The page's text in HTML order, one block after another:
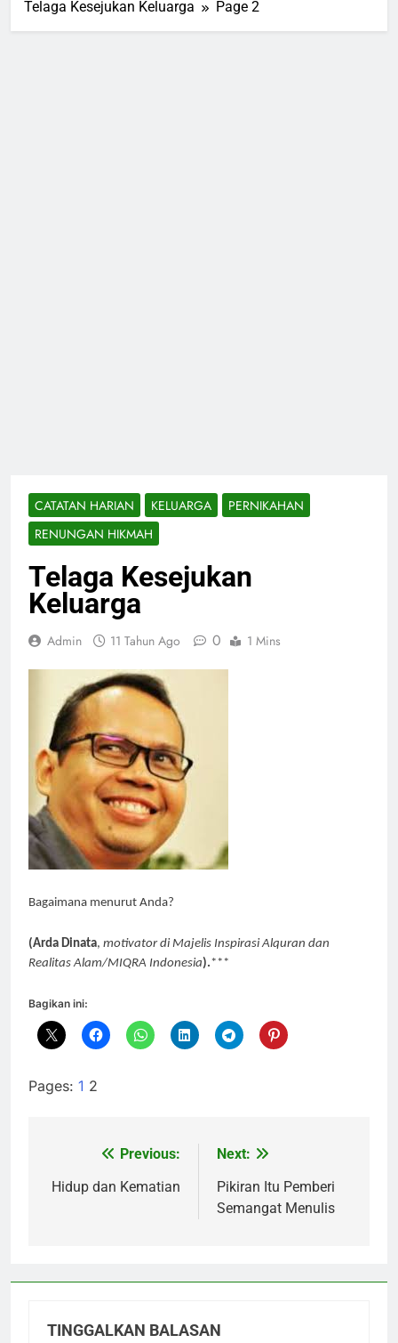
Telaga Kesejukan Keluarga
Page 2
CATATAN HARIAN KELUARGA
PERNIKAHAN
RENUNGAN HIKMAH
Telaga Kesejukan
Keluarga
Admin 11 Tahun Ago 0 1 Mins
Bagaimana menurut Anda?
(Arda Dinata, motivator di Majelis Inspirasi Alquran dan
Realitas Alam/MIQRA Indonesia). ***
Bagikan ini:
Pages: 1 2
Navigasi
pos
Previous:
Hidup dan Kematian
Next:
Pikiran Itu Pemberi
Semangat Menulis
TINGGALKAN BALASAN